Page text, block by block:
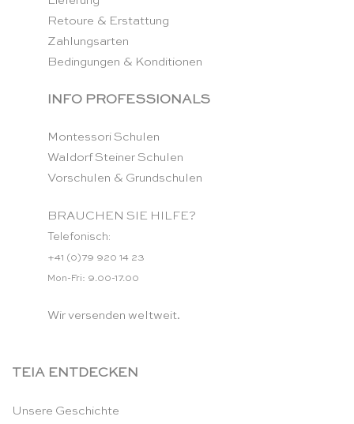
Retoure & Erstattung
Zahlungsarten
Bedingungen & Konditionen
INFO PROFESSIONALS
Montessori Schulen
Waldorf Steiner Schulen
Vorschulen & Grundschulen
BRAUCHEN SIE HILFE?
Telefonisch:
+41 (0)79 920 14 23
Mon-Fri: 9.00-17.00
Wir versenden weltweit.
TEIA ENTDECKEN
Unsere Geschichte